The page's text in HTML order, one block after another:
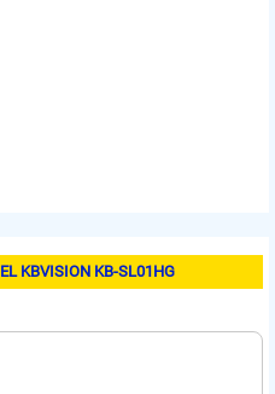
KBVISION KB-SL01HG